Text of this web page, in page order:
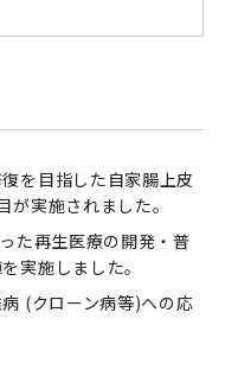
表
主行動計画
る一般事業主行
み
を取得しました
SPRING
WISE
Year
科歯科大学
募集について
WISE
究者養成コー
行いました。
京医科歯科大学
究者養成コー
いました。
life after
ついて（在学生
life after
students)
ル・ヘルスケア
機構）
究機構）トップ
統合研究機構）
統合研究機構）
したセンター
したセンタート
ト）
サイト）
を目指した自家腸上皮
実施されました。
た再生医療の開発・普
実施しました。
(クローン病等)への応